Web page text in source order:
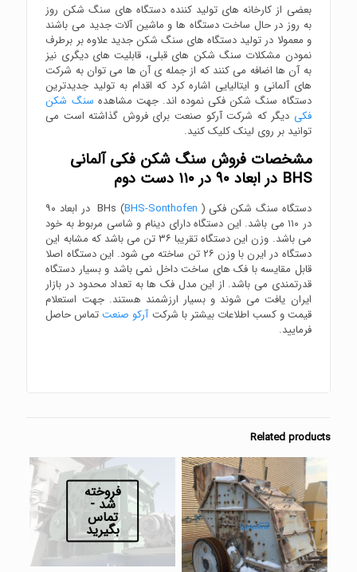
بعضی از کارخانه های تولید کننده دستگاه های سنگ شکن روز
به روز در حال ساخت دستگاه ها و ماشین آلات جدید می باشند
و معمولا در تولید دستگاه های سنگ شکن جدید علاوه بر برطرف
نمودن مشکلات سنگ شکن های قبلی، قابلیت های دیگری نیز
به آن ها اضافه می کنند که از جمله ی آن ها می توان به شرکت
های آلمانی و ایتالیایی اشاره کرد که اقدام به تولید جدیدترین
دستگاه سنگ شکن فکی نموده اند. جهت مشاهده سنگ شکن
فکی دیگر که شرکت آرکو صنعت برای فروش گذاشته است می
توانید بر روی لینک کلیک کنید.
مشخصات فروش سنگ شکن فکی آلمانی
BHS در ابعاد ۹۰ در ۱۱۰ دست دوم
دستگاه سنگ شکن فکی BHs ( BHS-Sonthofen
) در ابعاد ۹۰
در ۱۱۰ می باشد. این دستگاه دارای دینام و شاسی مربوط به خود
می باشد. وزن این دستگاه تقریبا ۳۶ تن می باشد که مشابه این
دستگاه در ایرن با وزن ۲۶ تن ساخته می شود. این دستگاه اصلا
قابل مقایسه با فک های ساخت داخل نمی باشد و بسیار دستگاه
قدرتمندی می باشد. از این مدل فک ها به تعداد محدود در بازار
ایران یافت می شوند و بسیار ارزشمند هستند. جهت استعلام
قیمت و کسب اطلاعات بیشتر با شرکتآرکو صنعتتماس حاصل
فرمایید.
Related products
فروخته
شد -
تماس
بگیرید